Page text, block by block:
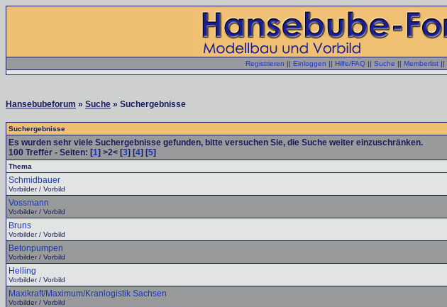
Registrieren || Einloggen || Hilfe/FAQ || Suche || Memberlist ||
Hansebubeforum » Suche » Suchergebnisse
Suchergebnisse
Es wurden sehr viele Suchergebnisse gefunden, bitte versuchen Sie, die Suche weiter einzuschränken.
100 Treffer - Seiten: [1] >2< [3] [4] [5]
Thema
Schmidbauer
Vorbilder / Vorbild
Vossmann
Vorbilder / Vorbild
Bruns
Vorbilder / Vorbild
Betonpumpen
Vorbilder / Vorbild
Helling
Vorbilder / Vorbild
Maxikraft/Maximum/Kranlogistik Sachsen
Vorbilder / Vorbild